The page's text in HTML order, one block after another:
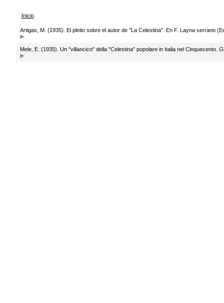
Inicio
Artigas, M. (1935). El pleito sobre el autor de "La Celestina". En F. Layna serrano
Mele, E. (1935). Un "villancico" della "Celestina" popolare in Italia nel Cinquecento.